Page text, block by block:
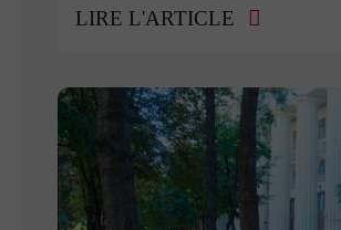
LIRE L'ARTICLE